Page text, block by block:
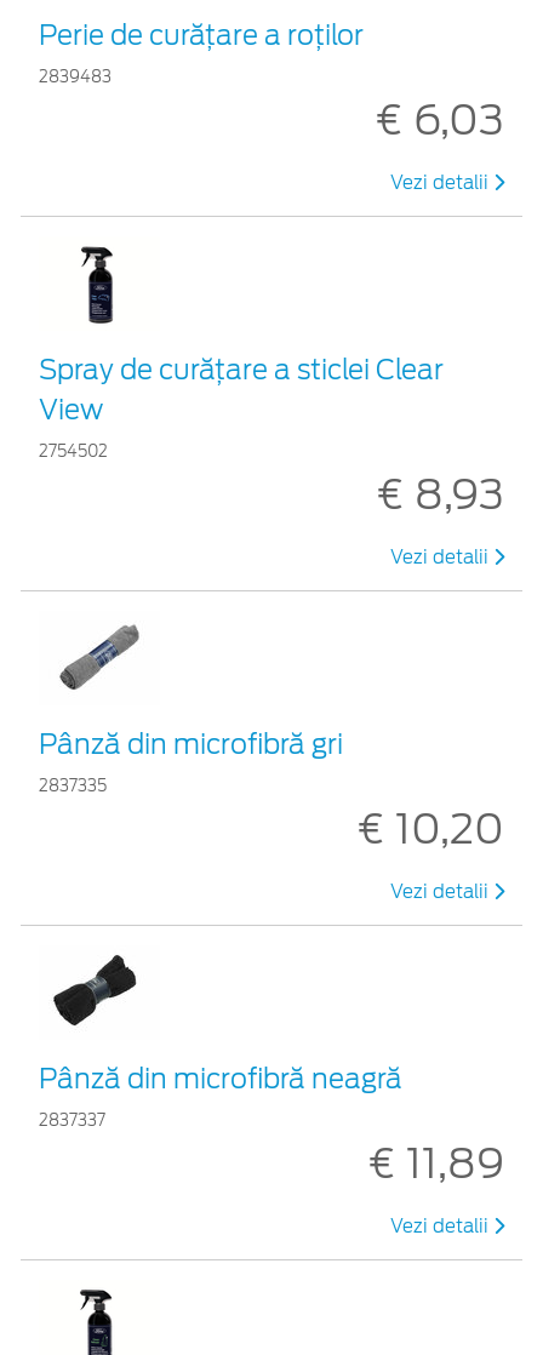
Perie de curățare a roților
2839483
€ 6,03
Vezi detalii
Spray de curățare a sticlei Clear
View
2754502
€ 8,93
Vezi detalii
Pânză din microfibră gri
2837335
€ 10,20
Vezi detalii
Pânză din microfibră neagră
2837337
€ 11,89
Vezi detalii